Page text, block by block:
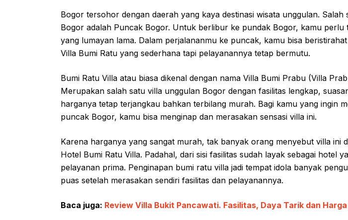
Bogor tersohor dengan daerah yang kaya destinasi wisata unggulan. Salah
Bogor adalah Puncak Bogor. Untuk berlibur ke pundak Bogor, kamu perlu
yang lumayan lama. Dalam perjalananmu ke puncak, kamu bisa
Villa Bumi Ratu yang sederhana tapi pelayanannya tetap bermutu.
Bumi Ratu Villa atau biasa dikenal dengan nama Villa Bumi Prabu (Villa
Merupakan salah satu villa unggulan Bogor dengan fasilitas lengkap,
harganya tetap terjangkau bahkan terbilang murah. Bagi kamu yang ingin
puncak Bogor, kamu bisa menginap dan merasakan sensasi villa ini.
Karena harganya yang sangat murah, tak banyak orang menyebut villa ini
Hotel Bumi Ratu Villa. Padahal, dari sisi fasilitas sudah layak sebagai hotel
pelayanan prima. Penginapan bumi ratu villa jadi tempat idola banyak
puas setelah merasakan sendiri fasilitas dan pelayanannya.
Baca juga: Review Villa Bukit Pancawati. Fasilitas, Daya Tarik dan